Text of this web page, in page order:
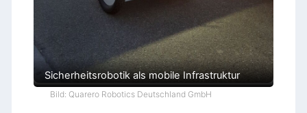
Sicherheitsrobotik als mobile Infrastruktur
Bild: Quarero Robotics Deutschland GmbH